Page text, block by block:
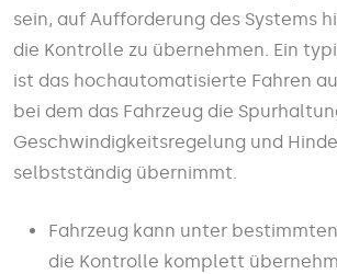
sein, auf Aufforderung des Systems
die Kontrolle zu übernehmen. Ein
ist das hochautomatisierte Fahren
bei dem das Fahrzeug die
Geschwindigkeitsregelung und
selbstständig übernimmt.
Fahrzeug kann unter
die Kontrolle komplett